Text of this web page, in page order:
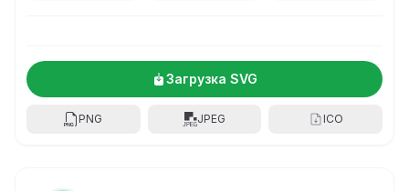
Загрузка SVG
PNG JPEG ICO